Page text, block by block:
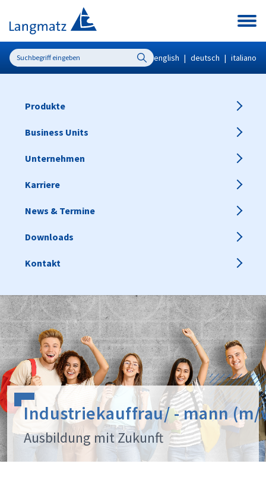
english | deutsch | italiano
Produkte
Business Units
Unternehmen
Karriere
News & Termine
Downloads
Kontakt
Industriekauffrau/ - mann
Ausbildung mit Zukunft